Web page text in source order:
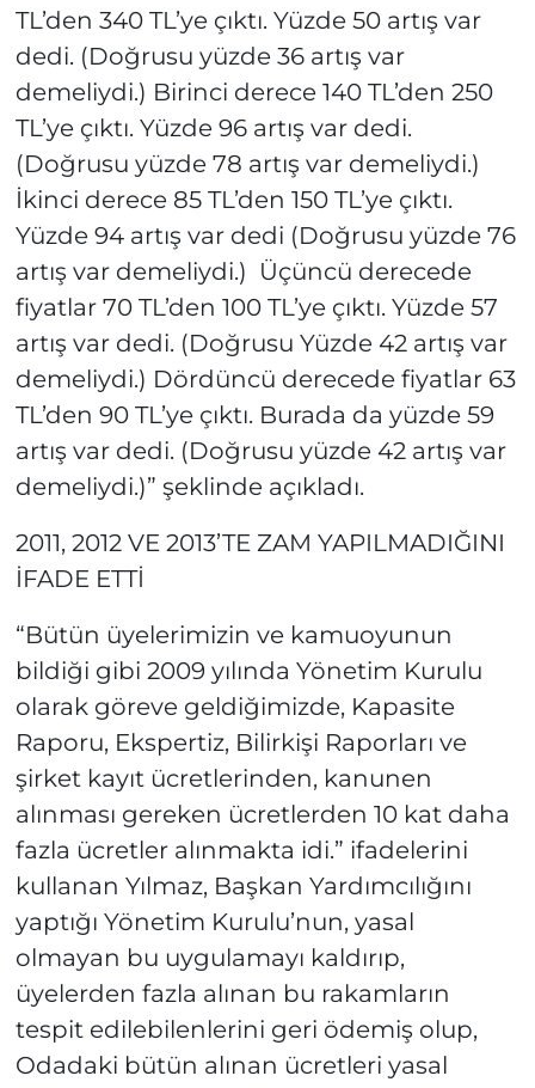
TL’den 340 TL’ye çıktı. Yüzde 50 artış var
dedi. (Doğrusu yüzde 36 artış var
demeliydi.) Birinci derece 140 TL’den 250
TL’ye çıktı. Yüzde 96 artış var dedi.
(Doğrusu yüzde 78 artış var demeliydi.)
İkinci derece 85 TL’den 150 TL’ye çıktı.
Yüzde 94 artış var dedi (Doğrusu yüzde 76
artış var demeliydi.) Üçüncü derecede
fiyatlar 70 TL’den 100 TL’ye çıktı. Yüzde 57
artış var dedi. (Doğrusu Yüzde 42 artış var
demeliydi.) Dördüncü derecede fiyatlar 63
TL’den 90 TL’ye çıktı. Burada da yüzde 59
artış var dedi. (Doğrusu yüzde 42 artış var
demeliydi.)” şeklinde açıkladı.
2011, 2012 VE 2013’TE ZAM YAPILMADIĞINI
İFADE ETTİ
“Bütün üyelerimizin ve kamuoyunun
bildiği gibi 2009 yılında Yönetim Kurulu
olarak göreve geldiğimizde, Kapasite
Raporu, Ekspertiz, Bilirkişi Raporları ve
şirket kayıt ücretlerinden, kanunen
alınması gereken ücretlerden 10 kat daha
fazla ücretler alınmakta idi.” ifadelerini
kullanan Yılmaz, Başkan Yardımcılığını
yaptığı Yönetim Kurulu’nun, yasal
olmayan bu uygulamayı kaldırıp,
üyelerden fazla alınan bu rakamların
tespit edilebilenlerini geri ödemiş olup,
Odadaki bütün alınan ücretleri yasal